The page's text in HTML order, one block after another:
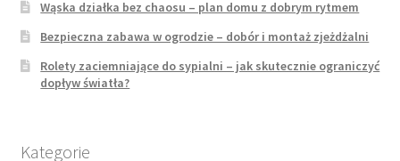
Wąska działka bez chaosu – plan domu z dobrym rytmem
Bezpieczna zabawa w ogrodzie – dobór i montaż zjeżdżalni
Rolety zaciemniające do sypialni – jak skutecznie ograniczyć
dopływ światła?
Kategorie